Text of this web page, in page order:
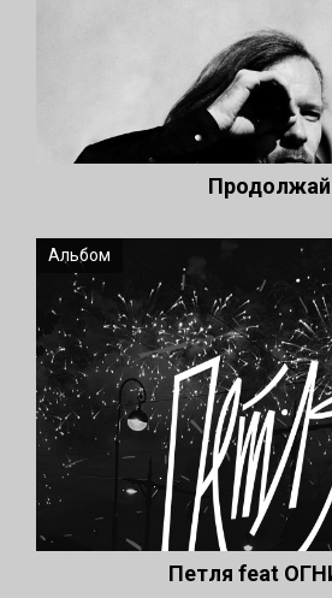
Продолжай
Альбом
Петля feat